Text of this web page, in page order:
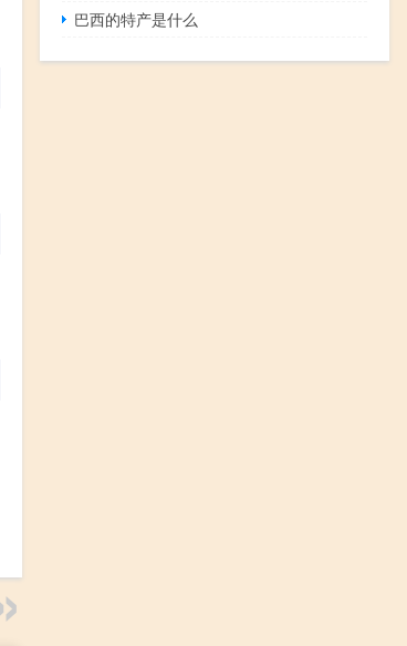
巴西的特产是什么